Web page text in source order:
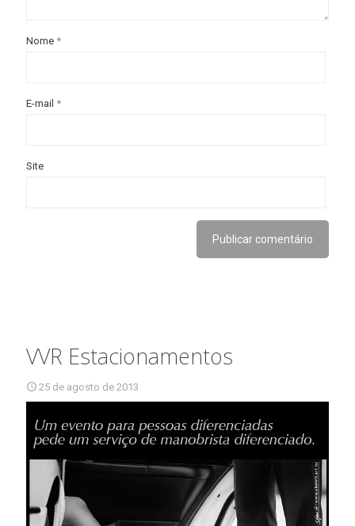
Nome *
E-mail *
Site
VVR Estacionamentos
25 de agosto de 2013